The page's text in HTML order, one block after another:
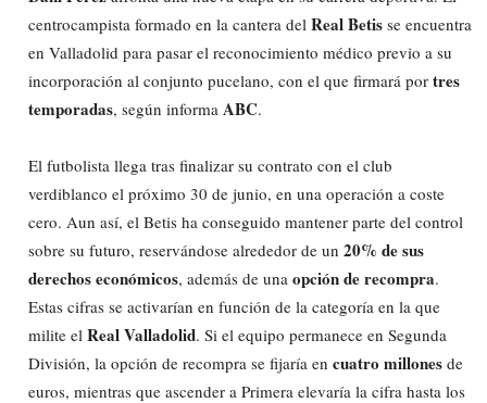
centrocampista formado en la cantera del Real Betis se encuentra
en Valladolid para pasar el reconocimiento médico previo a su
incorporación al conjunto pucelano, con el que firmará por tres
temporadas, según informa ABC.
El futbolista llega tras finalizar su contrato con el club
verdiblanco el próximo 30 de junio, en una operación a coste
cero. Aun así, el Betis ha conseguido mantener parte del control
sobre su futuro, reservándose alrededor de un 20% de sus
derechos económicos, además de una opción de recompra.
Estas cifras se activarían en función de la categoría en la que
milite el Real Valladolid. Si el equipo permanece en Segunda
División, la opción de recompra se fijaría en cuatro millones de
euros, mientras que ascender a Primera elevaría la cifra hasta los